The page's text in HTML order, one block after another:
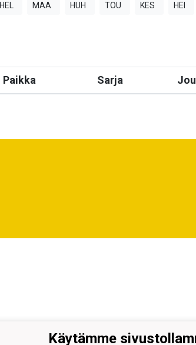
HEL MAA HUH TOU KES HEI
Paikka Sarja
Käytämme